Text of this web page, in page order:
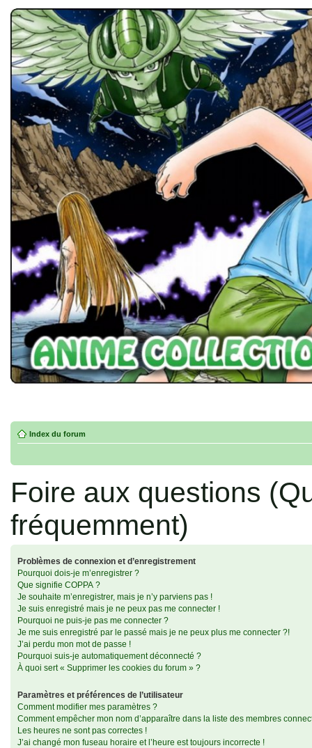
Index du forum
Foire aux questions
fréquemment)
Problèmes de connexion et d’enregistrement
Pourquoi dois-je m’enregistrer ?
Que signifie COPPA ?
Je souhaite m’enregistrer, mais je n’y parviens pas !
Je suis enregistré mais je ne peux pas me connecter !
Pourquoi ne puis-je pas me connecter ?
Je me suis enregistré par le passé mais je ne peux plus me connecter ?!
J’ai perdu mon mot de passe !
Pourquoi suis-je automatiquement déconnecté ?
À quoi sert « Supprimer les cookies du forum » ?
Paramètres et préférences de l’utilisateur
Comment modifier mes paramètres ?
Comment empêcher mon nom d’apparaître dans la liste des membres
Les heures ne sont pas correctes !
J’ai changé mon fuseau horaire et l’heure est toujours incorrecte !